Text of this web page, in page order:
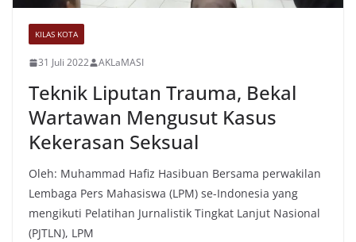
KILAS KOTA
31 Juli 2022 AKLaMASI
Teknik Liputan Trauma, Bekal
Wartawan Mengusut Kasus
Kekerasan Seksual
Oleh: Muhammad Hafiz Hasibuan Bersama perwakilan
Lembaga Pers Mahasiswa (LPM) se-Indonesia yang
mengikuti Pelatihan Jurnalistik Tingkat Lanjut Nasional
(PJTLN), LPM